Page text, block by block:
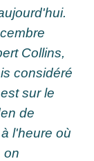
Collins,
considéré
sur le
de
l'heure où
on